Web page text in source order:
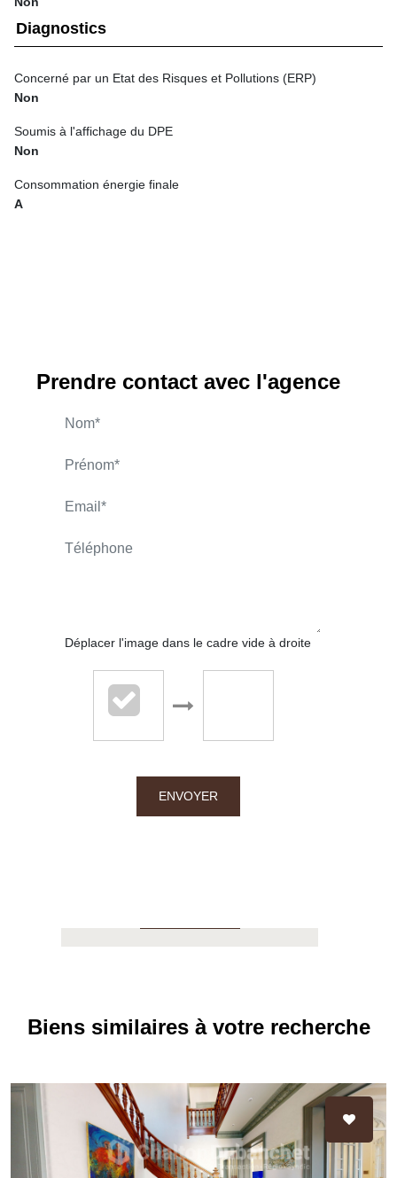
Diagnostics
Concerné par un Etat des Risques et Pollutions (ERP)
Non
Soumis à l'affichage du DPE
Non
Consommation énergie finale
A
Chalton Dubanchet - Feurs
42110 Feurs
Prendre contact avec l'agence
Déplacer l'image dans le cadre vide à droite
ENVOYER
Biens similaires à votre recherche